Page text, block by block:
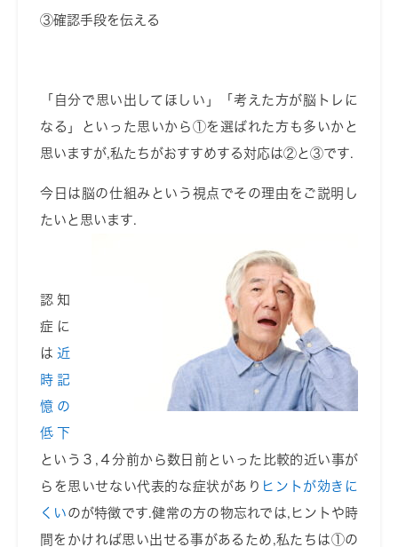
③確認手段を伝える
「自分で思い出してほしい」「考えた方が脳トレに
なる」といった思いから①を選ばれた方も多いかと
思いますが,私たちがおすすめする対応は②と③です.
今日は脳の仕組みという視点でその理由をご説明し
たいと思います.
認知
症に
は 近
時記
憶の
低下
という３ , ４分前から数日前といった比較的近い事が
らを思いせない代表的な症状があり ヒントが効きに
くい のが特徴です.健常の方の物忘れでは, ヒントや時
間をかければ思い出せる事があるため ,私たちは①の